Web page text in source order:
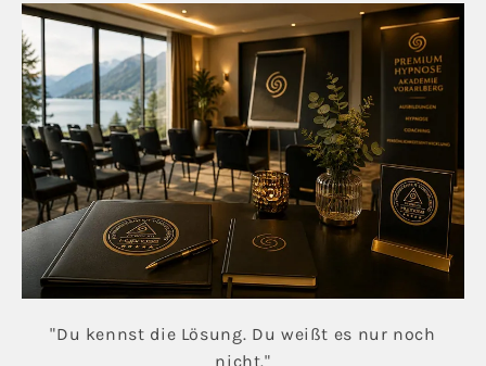
"Du kennst die Lösung. Du weißt es nur noch
nicht."